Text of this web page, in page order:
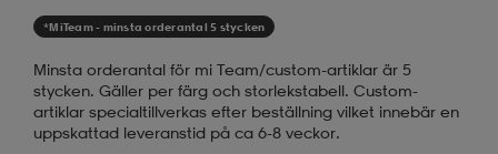
*MiTeam - minsta orderantal 5 stycken
Minsta orderantal för mi Team/custom-artiklar är 5
stycken. Gäller per färg och storlekstabell. Custom-
artiklar specialtillverkas efter beställning vilket innebär en
uppskattad leveranstid på ca 6-8 veckor.